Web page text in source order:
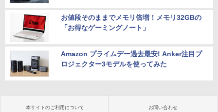
お値段そのままでメモリ倍増！メモリ32GBの
「お得なゲーミングノート」
Amazon プライムデー過去最安! Anker注目プ
ロジェクター3モデルを使ってみた
本サイトのご利用について お問い合わせ